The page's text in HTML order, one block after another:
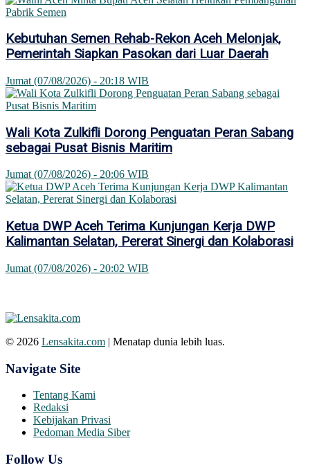
Kebutuhan Semen Rehab-Rekon Aceh Melonjak,
Pemerintah Siapkan Pasokan dari Luar Daerah
Jumat (07/08/2026) - 20:18 WIB
Wali Kota Zulkifli Dorong Penguatan Peran Sabang
sebagai Pusat Bisnis Maritim
Jumat (07/08/2026) - 20:06 WIB
Ketua DWP Aceh Terima Kunjungan Kerja DWP
Kalimantan Selatan, Pererat Sinergi dan Kolaborasi
Jumat (07/08/2026) - 20:02 WIB
© 2026 Lensakita.com | Menatap dunia lebih luas.
Navigate Site
Tentang Kami
Redaksi
Kebijakan Privasi
Pedoman Media Siber
Follow Us